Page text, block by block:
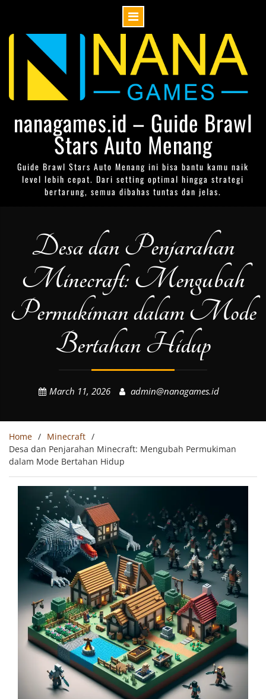
nanagames.id – Guide Brawl
Stars Auto Menang
Guide Brawl Stars Auto Menang ini bisa bantu kamu naik
level lebih cepat. Dari setting optimal hingga strategi
bertarung, semua dibahas tuntas dan jelas.
Desa dan Penjarahan
Minecraft: Mengubah
Permukiman dalam Mode
Bertahan Hidup
March 11, 2026 admin@nanagames.id
Home
Minecraft
Desa dan Penjarahan Minecraft: Mengubah Permukiman
dalam Mode Bertahan Hidup